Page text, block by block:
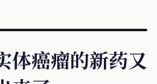
体癌瘤的新药又